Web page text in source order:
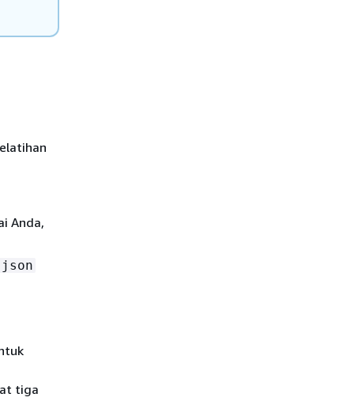
Anda,
tiga